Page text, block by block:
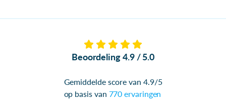
Beoordeling 4.9 / 5.0
Gemiddelde score van 4.9/5
op basis van 770 ervaringen